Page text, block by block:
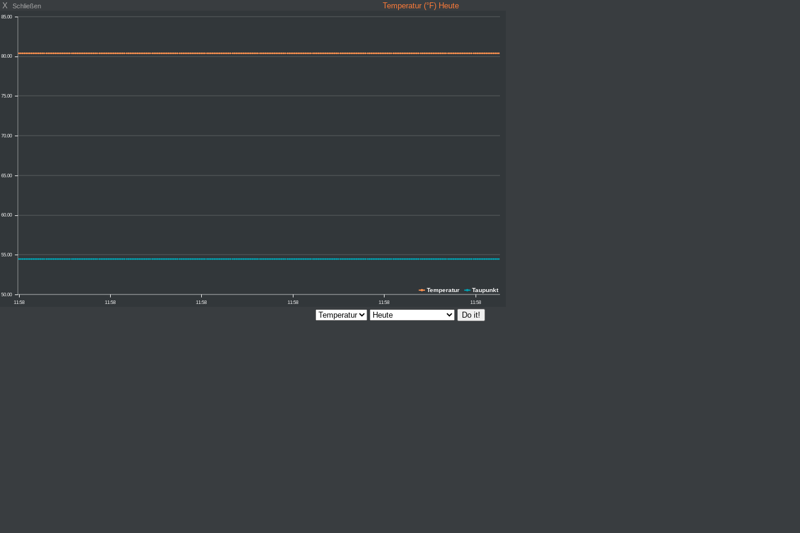
X Schließen Temperatur (°F) Heute